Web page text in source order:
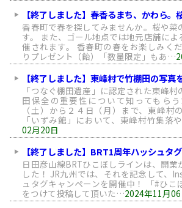
【終了しました】春香るまち、かわら。桜
香春町で春を探してみませんか。桜や菜
す。 また、ゴール地点では地元店舗によ
催されます。 香春町の春をお楽しみく
りプレゼント（飴）「数量限定」もあ…
【終了しました】東峰村で竹棚田の写真
「つなぐ棚田遺産」に認定された東峰
田保全の重要性について知ってもら
（土）から２４日（月）まで、東峰村
「いずみ館」において、東峰村竹集落
02月20日
【終了しました】BRT1周年ハッシュタグキャ
日田彦山線BRTひこぼしラインは、開業
した！ JR九州では、それを記念して、
ュタグキャンペーンを開催中！ 「#ひこ
をつけて投稿して頂いた…2024年11月06